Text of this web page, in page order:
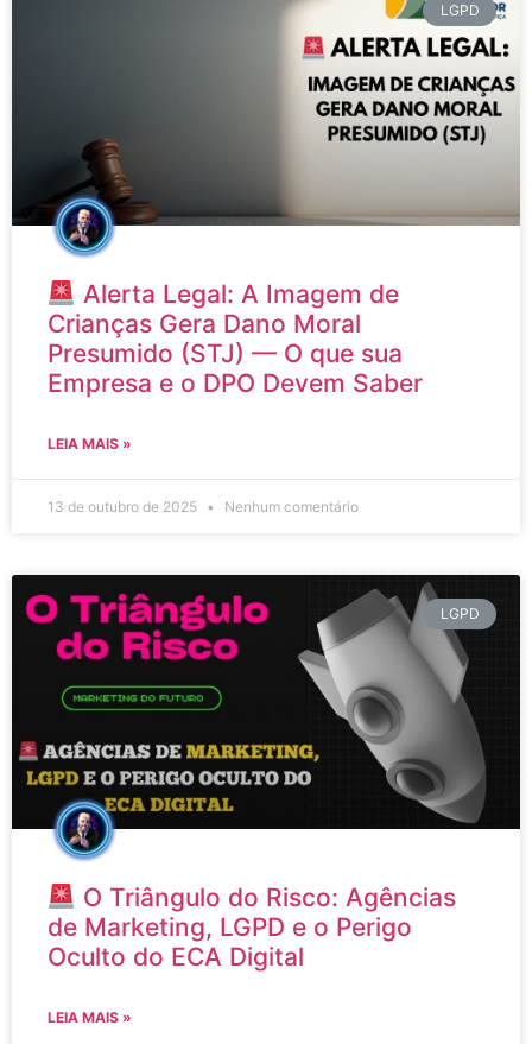
LGPD
Alerta Legal: A Imagem de
Crianças Gera Dano Moral
Presumido (STJ) — O que sua
Empresa e o DPO Devem Saber
LEIA MAIS »
13 de outubro de 2025 Nenhum comentário
LGPD
O Triângulo do Risco: Agências
de Marketing, LGPD e o Perigo
Oculto do ECA Digital
LEIA MAIS »